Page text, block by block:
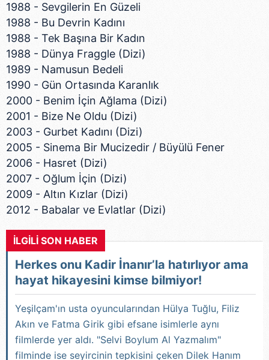
1988 - Sevgilerin En Güzeli
1988 - Bu Devrin Kadını
1988 - Tek Başına Bir Kadın
1988 - Dünya Fraggle (Dizi)
1989 - Namusun Bedeli
1990 - Gün Ortasında Karanlık
2000 - Benim İçin Ağlama (Dizi)
2001 - Bize Ne Oldu (Dizi)
2003 - Gurbet Kadını (Dizi)
2005 - Sinema Bir Mucizedir / Büyülü Fener
2006 - Hasret (Dizi)
2007 - Oğlum İçin (Dizi)
2009 - Altın Kızlar (Dizi)
2012 - Babalar ve Evlatlar (Dizi)
İLGİLİ SON HABER
Herkes onu Kadir İnanır’la hatırlıyor ama
hayat hikayesini kimse bilmiyor!
Yeşilçam'ın usta oyuncularından Hülya Tuğlu, Filiz
Akın ve Fatma Girik gibi efsane isimlerle aynı
filmlerde yer aldı. "Selvi Boylum Al Yazmalım"
filminde ise seyircinin tepkisini çeken Dilek Hanım